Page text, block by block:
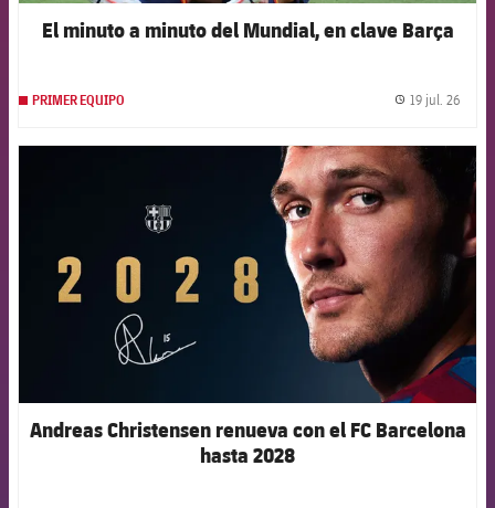
El minuto a minuto del Mundial, en clave Barça
PRIMER EQUIPO 19 jul. 26
FCB Barcelona badge
Andreas Christensen renueva con el FC Barcelona
hasta 2028